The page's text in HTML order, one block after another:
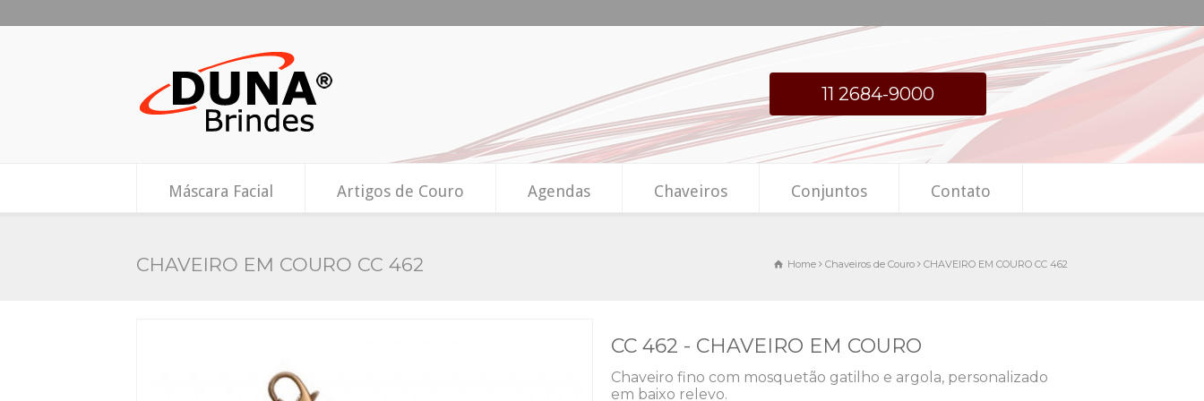
11 2684-9000
Máscara Facial Artigos de Couro Agendas Chaveiros Conjuntos Contato
CHAVEIRO EM COURO CC 462 Home Chaveiros de Couro CHAVEIRO EM COURO CC 462
CC 462 - CHAVEIRO EM COURO
Chaveiro fino com mosquetão gatilho e argola, personalizado
em baixo relevo.